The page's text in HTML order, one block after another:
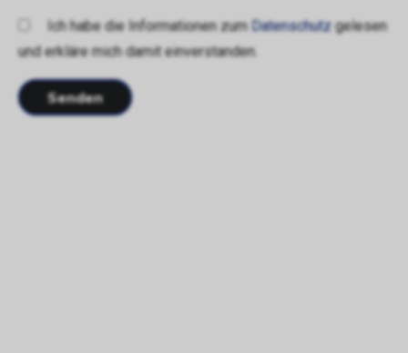
Ich habe die Informationen zum Datenschutzgelesen
und erkläre mich damit einverstanden.